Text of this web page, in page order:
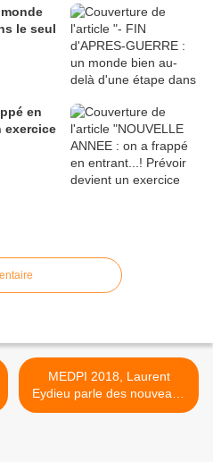
monde
le seul
en
exercice
MEDPI 2018, Laurent
Eydieu parle des nouveaux
services. >